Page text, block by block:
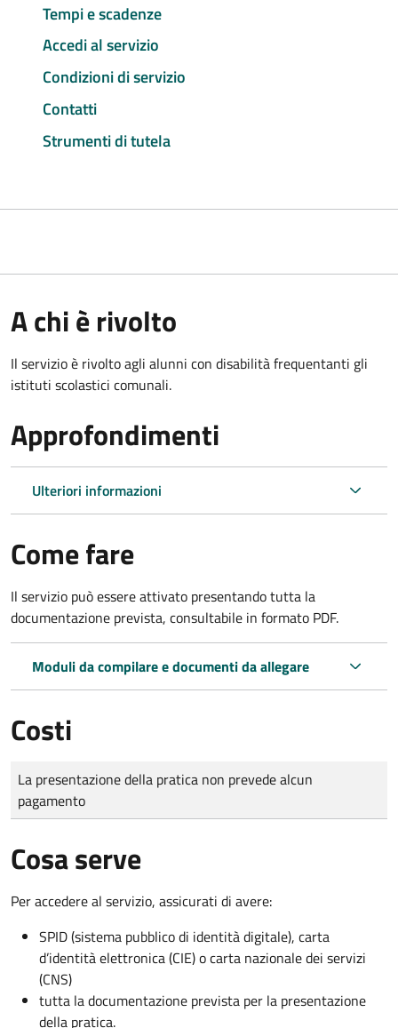
Tempi e scadenze
Accedi al servizio
Condizioni di servizio
Contatti
Strumenti di tutela
A chi è rivolto
Il servizio è rivolto agli alunni con disabilità frequentanti gli
istituti scolastici comunali.
Approfondimenti
Ulteriori informazioni
Come fare
Il servizio può essere attivato presentando tutta la
documentazione prevista, consultabile in formato PDF.
Moduli da compilare e documenti da allegare
Costi
Tipo di pagamento
Importo
La presentazione della pratica non prevede alcun
pagamento
Cosa serve
Per accedere al servizio, assicurati di avere:
SPID (sistema pubblico di identità digitale), carta
d’identità elettronica (CIE) o carta nazionale dei servizi
(CNS)
tutta la documentazione prevista per la presentazione
della pratica.